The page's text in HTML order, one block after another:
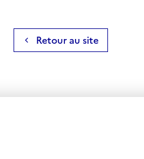
Retour au site